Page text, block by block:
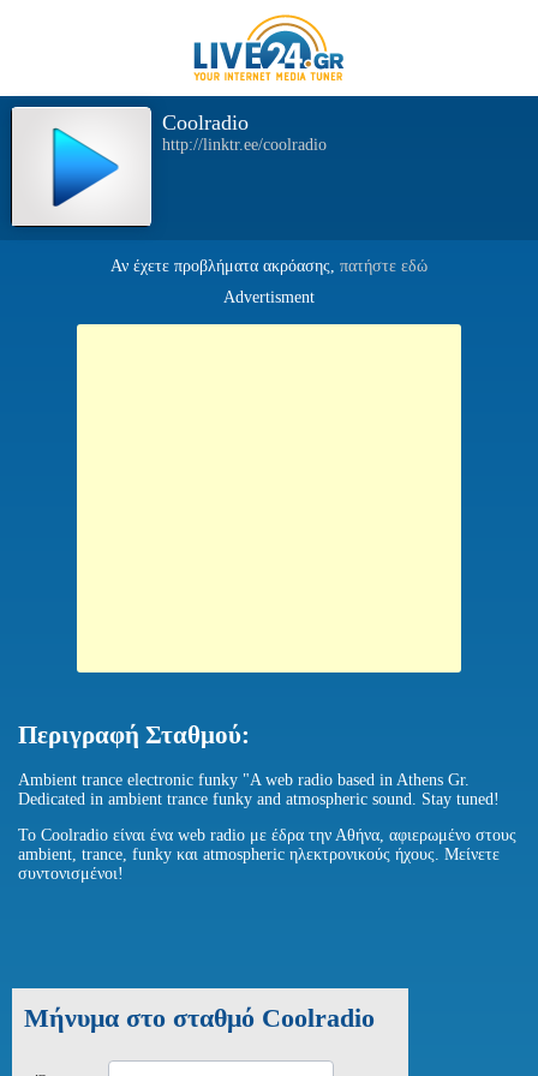
Coolradio
http://linktr.ee/coolradio
Αν έχετε προβλήματα ακρόασης, πατήστε εδώ
Advertisment
Περιγραφή Σταθμού:
Ambient trance electronic funky "A web radio based in Athens Gr.
Dedicated in ambient trance funky and atmospheric sound. Stay tuned!
Το Coolradio είναι ένα web radio με έδρα την Αθήνα, αφιερωμένο στους
ambient, trance, funky και atmospheric ηλεκτρονικούς ήχους. Μείνετε
συντονισμένοι!
Μήνυμα στο σταθμό Coolradio